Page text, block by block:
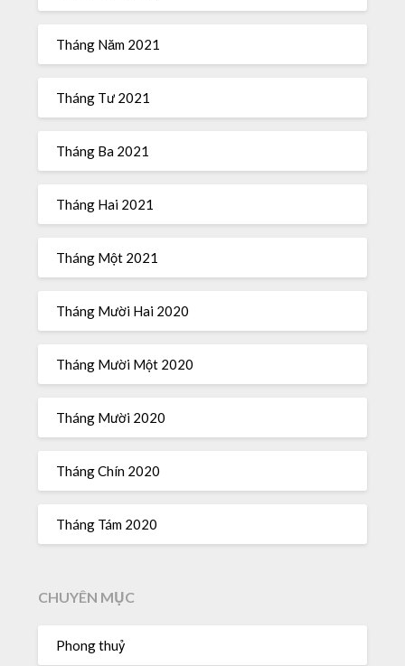
Tháng Năm 2021
Tháng Tư 2021
Tháng Ba 2021
Tháng Hai 2021
Tháng Một 2021
Tháng Mười Hai 2020
Tháng Mười Một 2020
Tháng Mười 2020
Tháng Chín 2020
Tháng Tám 2020
CHUYÊN MỤC
Phong thuỷ